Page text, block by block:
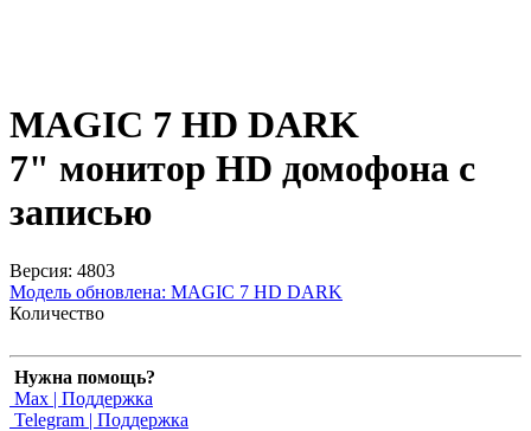
MAGIC 7 HD DARK
7" монитор HD домофона с
записью
Версия: 4803
Модель обновлена: MAGIC 7 HD DARK
Количество
Нужна помощь?
Max | Поддержка
Telegram | Поддержка